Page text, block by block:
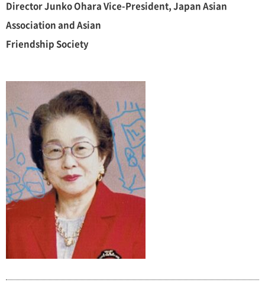
Director Junko Ohara Vice-President, Japan Asian
Association and Asian
Friendship Society